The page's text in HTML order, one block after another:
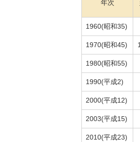
年次
1960(昭和35)
1970(昭和45)
1980(昭和55)
1990(平成2)
2000(平成12)
2003(平成15)
2010(平成23)